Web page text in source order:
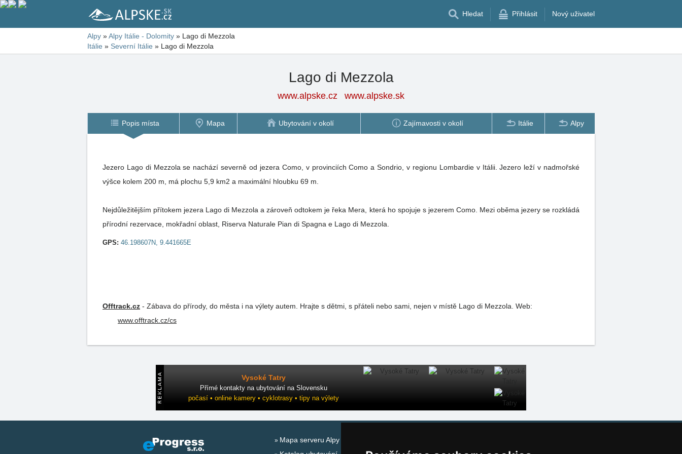
Hledat Přihlásit Nový uživatel
Alpy »Alpy Itálie - Dolomity » Lago di Mezzola
Itálie » Severní Itálie » Lago di Mezzola
Lago di Mezzola
www.alpske.cz www.alpske.sk
Popis místa Mapa Ubytování v okolí Zajímavosti v okolí Itálie Alpy
Jezero Lago di Mezzola se nachází severně od jezera Como, v provinciích Como a Sondrio, v regionu Lombardie v Itálii. Jezero leží v nadmořské
výšce kolem 200 m, má plochu 5,9 km2 a maximální hloubku 69 m.
Nejdůležitějším přítokem jezera Lago di Mezzola a zároveň odtokem je řeka Mera, která ho spojuje s jezerem Como. Mezi oběma jezery se rozkládá
přírodní rezervace, mokřadní oblast, Riserva Naturale Pian di Spagna e Lago di Mezzola.
GPS: 46.198607N, 9.441665E
Offtrack.cz - Zábava do přírody, do města i na výlety autem. Hrajte s dětmi, s přáteli nebo sami, nejen v místě Lago di Mezzola. Web:
www.offtrack.cz/cs
Vysoké Tatry
Přímé kontakty na ubytování na Slovensku
počasí • online kamery • cyklotrasy • tipy na výlety
Mapa serveru Alpy Itálie - Dolomity